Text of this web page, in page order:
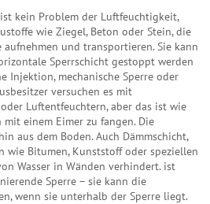
kein Problem der Luftfeuchtigkeit,
wie Ziegel, Beton oder Stein, die
aufnehmen und transportieren. Sie kann
Sperrschicht gestoppt werden
Injektion, mechanische Sperre oder
versuchen es mit
Luftentfeuchtern, aber das ist wie
einem Eimer zu fangen. Die
aus dem Boden. Auch Dämmschicht,
wie Bitumen, Kunststoff oder speziellen
Wasser in Wänden verhindert. ist
Sperre – sie kann die
wenn sie unterhalb der Sperre liegt.